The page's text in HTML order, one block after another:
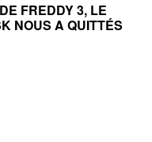
FREDDY 3, LE
NOUS A QUITTÉS